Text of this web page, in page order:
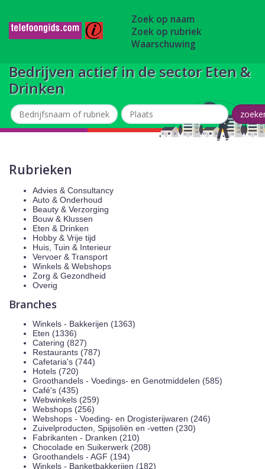
Zoek op naam
Zoek op rubriek
Waarschuwing
Bedrijven actief in de sector Eten &
Drinken
Rubrieken
Advies & Consultancy
Auto & Onderhoud
Beauty & Verzorging
Bouw & Klussen
Eten & Drinken
Hobby & Vrije tijd
Huis, Tuin & Interieur
Vervoer & Transport
Winkels & Webshops
Zorg & Gezondheid
Overig
Branches
Winkels - Bakkerijen (1363)
Eten (1336)
Catering (827)
Restaurants (787)
Cafetaria's (744)
Hotels (720)
Groothandels - Voedings- en Genotmiddelen (585)
Café's (435)
Webwinkels (259)
Webshops (256)
Webshops - Voeding- en Drogisterijwaren (246)
Zuivelproducten, Spijsoliën en -vetten (230)
Fabrikanten - Dranken (210)
Chocolade en Suikerwerk (208)
Groothandels - AGF (194)
Winkels - Banketbakkerijen (182)